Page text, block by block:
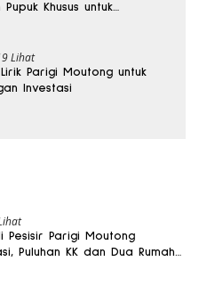
Pupuk Khusus untuk
Lihat
Parigi Moutong untuk
Investasi
Pesisir Parigi Moutong
Puluhan KK dan Dua Rumah